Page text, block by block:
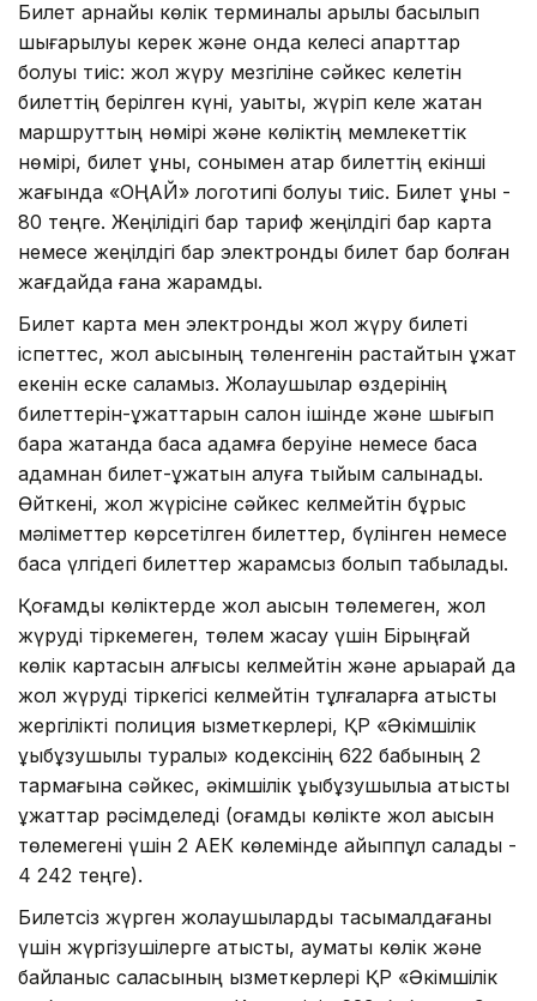
Билет арнайы көлік терминалы арқылы басылып
шығарылуы керек және онда келесі ақпарттар
болуы тиіс: жол жүру мезгіліне сәйкес келетін
билеттің берілген күні, уақыты, жүріп келе жатқан
маршруттың нөмірі және көліктің мемлекеттік
нөмірі, билет құны, сонымен қатар билеттің екінші
жағында «ОҢАЙ» логотипі болуы тиіс. Билет құны -
80 теңге. Жеңілідігі бар тариф жеңілдігі бар карта
немесе жеңілдігі бар электронды билет бар болған
жағдайда ғана жарамды.
Билет карта мен электронды жол жүру билеті
іспеттес, жол ақысының төленгенін растайтын құжат
екенін еске саламыз. Жолаушылар өздерінің
билеттерін-құжаттарын салон ішінде және шығып
бара жатқанда басқа адамға беруіне немесе басқа
адамнан билет-құжатын алуға тыйым салынады.
Өйткені, жол жүрісіне сәйкес келмейтін бұрыс
мәліметтер көрсетілген билеттер, бүлінген немесе
басқа үлгідегі билеттер жарамсыз болып табылады.
Қоғамдық көліктерде жол ақысын төлемеген, жол
жүруді тіркемеген, төлем жасау үшін Бірыңғай
көлік картасын алғысы келмейтін және арықарай да
жол жүруді тіркегісі келмейтін тұлғаларға қатысты
жергілікті полиция қызметкерлері, ҚР «Әкімшілік
құқықбұзушылық туралы» кодексінің 622 бабының 2
тармағына сәйкес, әкімшілік құқықбұзушылыққа қатысты
құжаттар рәсімделеді (қоғамдық көлікте жол ақысын
төлемегені үшін 2 АЕК көлемінде айыппұл салады -
4 242 теңге).
Билетсіз жүрген жолаушыларды тасымалдағаны
үшін жүргізушілерге қатысты, аумақтық көлік және
байланыс саласының қызметкерлері ҚР «Әкімшілік